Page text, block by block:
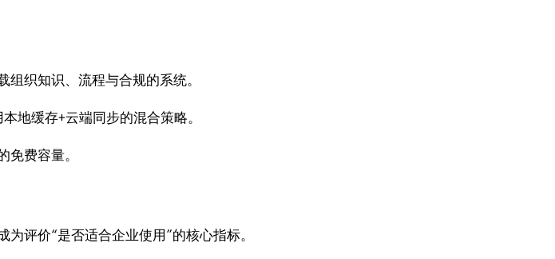
织知识、流程与合规的系统。
地缓存+云端同步的混合策略。
免费容量。
评价“是否适合企业使用”的核心指标。